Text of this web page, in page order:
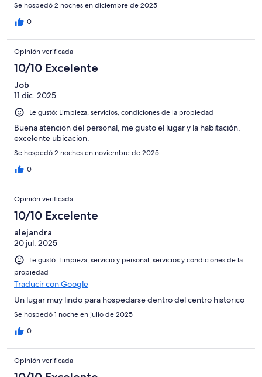
Se hospedó 2 noches en diciembre de 2025
0
Opinión verificada
10/10 Excelente
Job
11 dic. 2025
Le gustó: Limpieza, servicios, condiciones de la propiedad
Buena atencion del personal, me gusto el lugar y la habitación,
excelente ubicacion.
Se hospedó 2 noches en noviembre de 2025
0
Opinión verificada
10/10 Excelente
alejandra
20 jul. 2025
Le gustó: Limpieza, servicio y personal, servicios y condiciones de la
propiedad
Traducir con Google
Un lugar muy lindo para hospedarse dentro del centro historico
Se hospedó 1 noche en julio de 2025
0
Opinión verificada